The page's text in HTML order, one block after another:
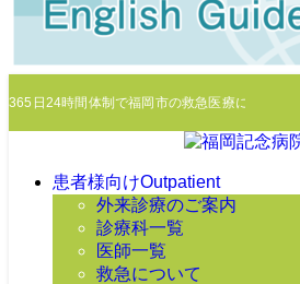
365日24時間体制で福岡市の救急医療に臨みます
患者様向けOutpatient
外来診療のご案内
診療科一覧
医師一覧
救急について